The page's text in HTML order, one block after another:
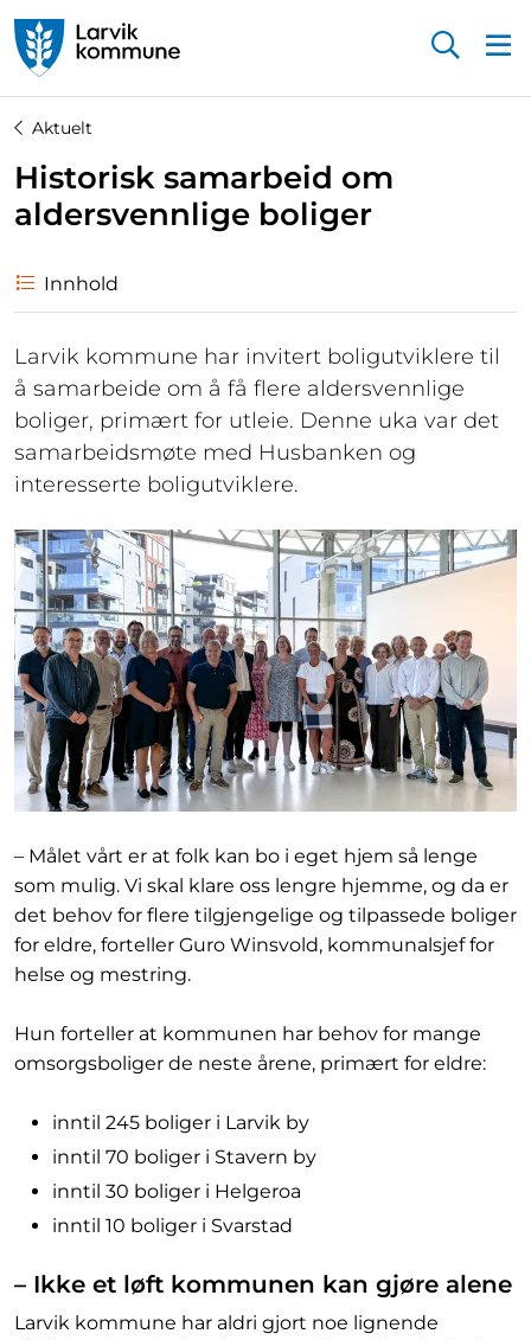
Aktuelt
Historisk samarbeid om
aldersvennlige boliger
Innhold
Larvik kommune har invitert boligutviklere til
å samarbeide om å få flere aldersvennlige
boliger, primært for utleie. Denne uka var det
samarbeidsmøte med Husbanken og
interesserte boligutviklere.
– Målet vårt er at folk kan bo i eget hjem så lenge
som mulig. Vi skal klare oss lengre hjemme, og da er
det behov for flere tilgjengelige og tilpassede boliger
for eldre, forteller Guro Winsvold, kommunalsjef for
helse og mestring.
Hun forteller at kommunen har behov for mange
omsorgsboliger de neste årene, primært for eldre:
inntil 245 boliger i Larvik by
inntil 70 boliger i Stavern by
inntil 30 boliger i Helgeroa
inntil 10 boliger i Svarstad
– Ikke et løft kommunen kan gjøre alene
Larvik kommune har aldri gjort noe lignende